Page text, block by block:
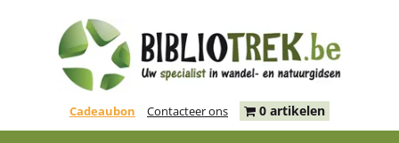
Cadeaubon Contacteer ons 0 artikelen